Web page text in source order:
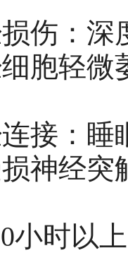
伤：深
胞轻微
接：睡
神经突
小时以